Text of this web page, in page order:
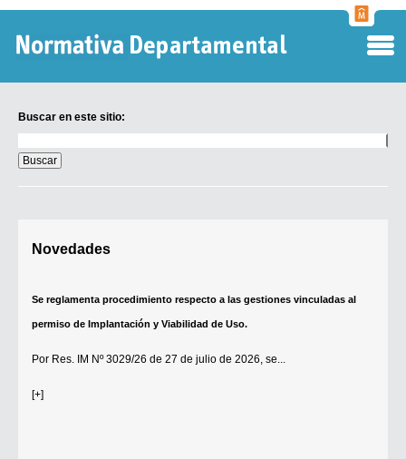
Buscar en este sitio:
en
este
sitio:
Novedades
Se reglamenta procedimiento respecto a las gestiones vinculadas al
permiso de Implantación y Viabilidad de Uso.
Por Res. IM Nº 3029/26 de 27 de julio de 2026, se...
[+]